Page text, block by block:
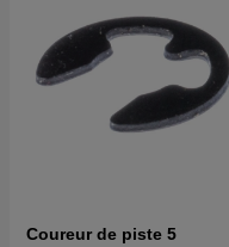
Coureur de piste 5